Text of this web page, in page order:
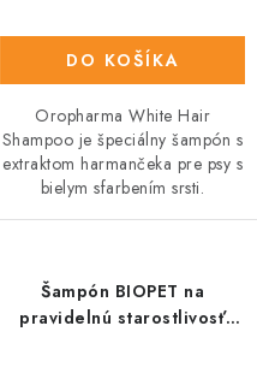
DO KOŠÍKA
Oropharma White Hair
Shampoo je špeciálny šampón s
extraktom harmančeka pre psy s
bielym sfarbením srsti.
Šampón BIOPET na
pravidelnú starostlivosť